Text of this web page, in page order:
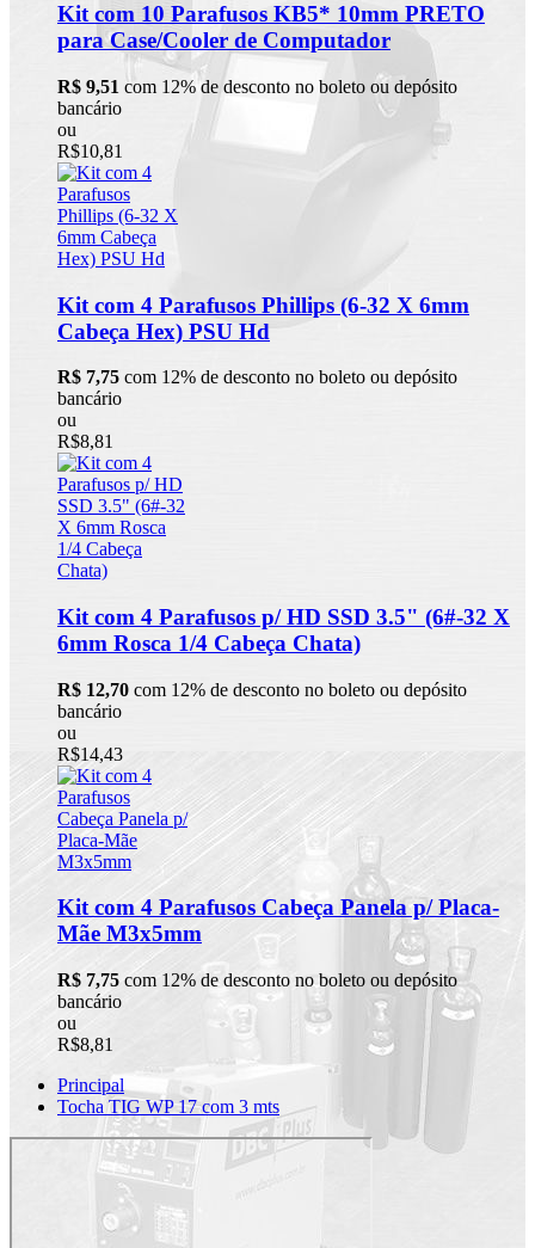
Kit com 10 Parafusos KB5* 10mm PRETO
para Case/Cooler de Computador
R$ 9,51 com 12% de desconto no boleto ou depósito
bancário
ou
R$10,81
Kit com 4 Parafusos Phillips (6-32 X 6mm
Cabeça Hex) PSU Hd
R$ 7,75 com 12% de desconto no boleto ou depósito
bancário
ou
R$8,81
Kit com 4 Parafusos p/ HD SSD 3.5" (6#-32 X
6mm Rosca 1/4 Cabeça Chata)
R$ 12,70 com 12% de desconto no boleto ou depósito
bancário
ou
R$14,43
Kit com 4 Parafusos Cabeça Panela p/ Placa-
Mãe M3x5mm
R$ 7,75 com 12% de desconto no boleto ou depósito
bancário
ou
R$8,81
Principal
Tocha TIG WP 17 com 3 mts